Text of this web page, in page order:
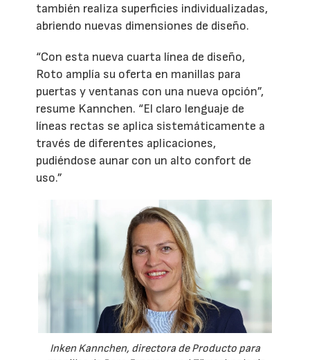
también realiza superficies individualizadas,
abriendo nuevas dimensiones de diseño.
“Con esta nueva cuarta línea de diseño,
Roto amplía su oferta en manillas para
puertas y ventanas con una nueva opción”,
resume Kannchen. “El claro lenguaje de
líneas rectas se aplica sistemáticamente a
través de diferentes aplicaciones,
pudiéndose aunar con un alto confort de
uso.”
Inken Kannchen, directora de Producto para